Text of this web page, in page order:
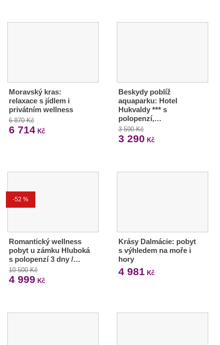
Moravský kras:
relaxace s jídlem i
privátním wellness
6 870 Kč
6 714 Kč
Beskydy poblíž
aquaparku: Hotel
Hukvaldy *** s
polopenzí,…
3 590 Kč
3 290 Kč
-52 %
Romantický wellness
pobyt u zámku Hluboká
s polopenzí 3 dny /…
10 500 Kč
4 999 Kč
Krásy Dalmácie: pobyt
s výhledem na moře i
hory
4 981 Kč